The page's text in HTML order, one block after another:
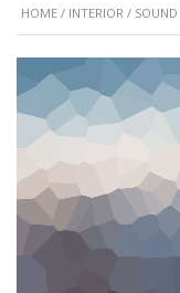
HOME / INTERIOR / SOUND